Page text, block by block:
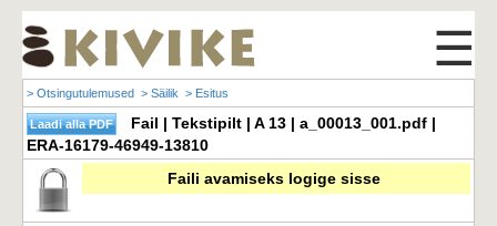
☰
> Otsingutulemused > Säilik > Esitus
Fail | Tekstipilt | A 13 | a_00013_001.pdf |
ERA-16179-46949-13810
Faili avamiseks logige sisse